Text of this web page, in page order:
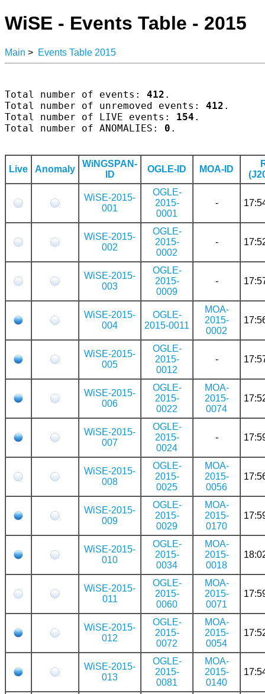
WiSE - Events Table - 2015
Main > Events Table 2015
Total number of events: 412 .
Total number of unremoved events: 412 .
Total number of LIVE events: 154 .
Total number of ANOMALIES: 0 .
Live Anomaly
WiNGSPAN-
ID
OGLE-ID MOA-ID
WiSE-2015-
001
OGLE-
2015-
0001
-
WiSE-2015-
002
OGLE-
2015-
0002
-
WiSE-2015-
003
OGLE-
2015-
0009
-
WiSE-2015-
004
OGLE-
2015-0011
MOA-
2015-
0002
WiSE-2015-
005
OGLE-
2015-
0012
-
WiSE-2015-
006
OGLE-
2015-
0022
MOA-
2015-
0074
WiSE-2015-
007
OGLE-
2015-
0024
-
WiSE-2015-
008
OGLE-
2015-
0025
MOA-
2015-
0056
WiSE-2015-
009
OGLE-
2015-
0029
MOA-
2015-
0170
WiSE-2015-
010
OGLE-
2015-
0034
MOA-
2015-
0018
WiSE-2015-
011
OGLE-
2015-
0060
MOA-
2015-
0071
WiSE-2015-
012
OGLE-
2015-
0072
MOA-
2015-
0054
WiSE-2015-
013
OGLE-
2015-
0081
MOA-
2015-
0140